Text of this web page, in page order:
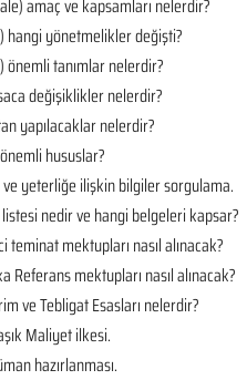
amaç ve kapsamları nelerdir?
hangi yönetmelikler değişti?
tanımlar nelerdir?
değişiklikler nelerdir?
yapılacaklar nelerdir?
hususlar?
ve yeterliğe ilişkin bilgiler sorgulama.
nedir ve hangi belgeleri kapsar?
mektupları nasıl alınacak?
Referans mektupları nasıl alınacak?
ve Tebligat Esasları nelerdir?
Maliyet ilkesi.
hazırlanması.